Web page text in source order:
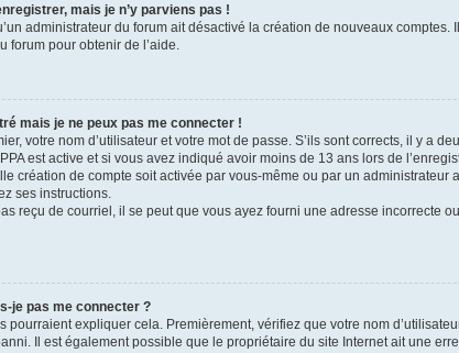
mais je n’y parviens pas !
administrateur du forum ait désactivé la création de nouveaux
forum pour obtenir de l’aide.
mais je ne peux pas me connecter !
votre nom d’utilisateur et votre mot de passe. S’ils sont corrects, il y a
est active et si vous avez indiqué avoir moins de 13 ans lors de
création de compte soit activée par vous-même ou par un
ses instructions.
reçu de courriel, il se peut que vous ayez fourni une adresse incorrecte
je pas me connecter ?
pourraient expliquer cela. Premièrement, vérifiez que votre nom
Il est également possible que le propriétaire du site Internet ait une